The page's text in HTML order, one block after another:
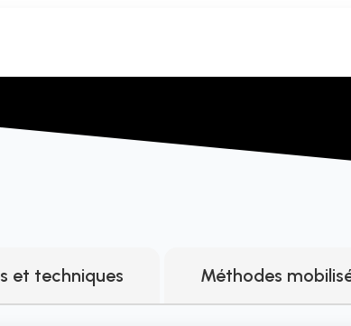
et techniques Méthodes